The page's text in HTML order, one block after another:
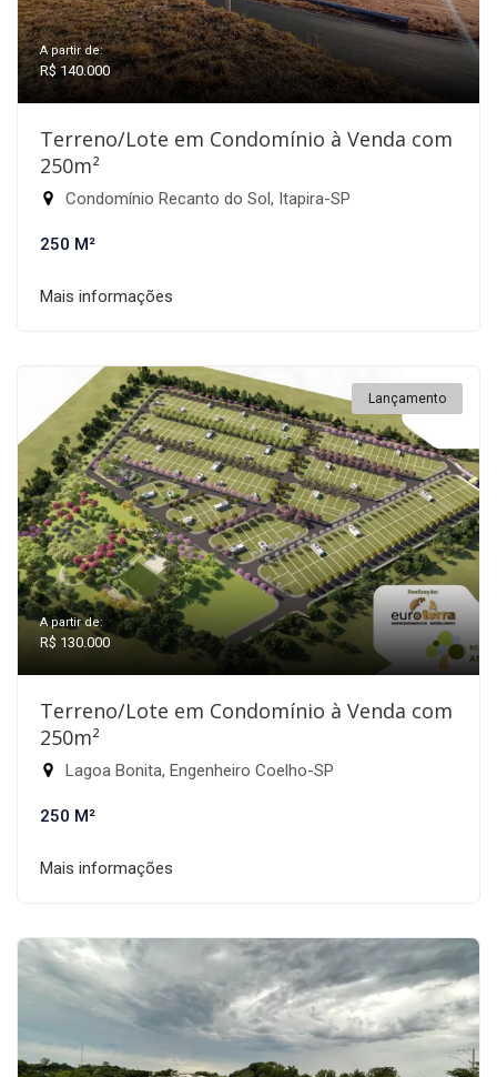
A partir de:
R$ 140.000
Terreno/Lote em Condomínio à Venda com
250m²
Condomínio Recanto do Sol, Itapira-SP
250 M²
Mais informações
Lançamento
A partir de:
R$ 130.000
Terreno/Lote em Condomínio à Venda com
250m²
Lagoa Bonita, Engenheiro Coelho-SP
250 M²
Mais informações